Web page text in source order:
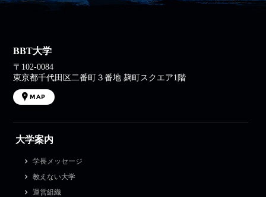
BBT大学
〒102-0084
東京都千代田区二番町３番地 麹町スクエア1階
MAP
大学案内
学長メッセージ
教えない大学
運営組織